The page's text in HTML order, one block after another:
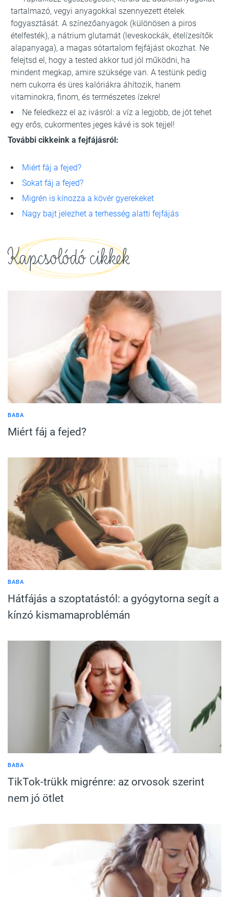
tartalmazó, vegyi anyagokkal szennyezett ételek
fogyasztását. A színezőanyagok (különösen a piros
ételfesték), a nátrium glutamát (leveskockák, ételízesítők
alapanyaga), a magas sótartalom fejfájást okozhat. Ne
felejtsd el, hogy a tested akkor tud jól működni, ha
mindent megkap, amire szüksége van. A testünk pedig
nem cukorra és üres kalóriákra áhítozik, hanem
vitaminokra, finom, és természetes ízekre!
Ne feledkezz el az ivásról: a víz a legjobb, de jót tehet
egy erős, cukormentes jeges kávé is sok tejjel!
További cikkeink a fejfájásról:
Miért fáj a fejed?
Sokat fáj a fejed?
Migrén is kínozza a kövér gyerekeket
Nagy bajt jelezhet a terhesség alatti fejfájás
Kapcsolódó cikkek
BABA
Miért fáj a fejed?
BABA
Hátfájás a szoptatástól: a gyógytorna segít a
kínzó kismamaproblémán
BABA
TikTok-trükk migrénre: az orvosok szerint
nem jó ötlet